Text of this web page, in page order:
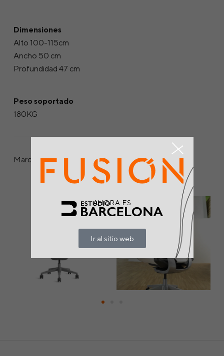
Dimensiones
Alto 100-115cm
Ancho 50 cm
Profundidad 47 cm
Peso soportado
180KG
Marca:
AHORA ES
Ir al sitio web